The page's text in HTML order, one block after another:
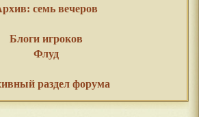
семь вечеров
Блоги игроков
Флуд
раздел форума